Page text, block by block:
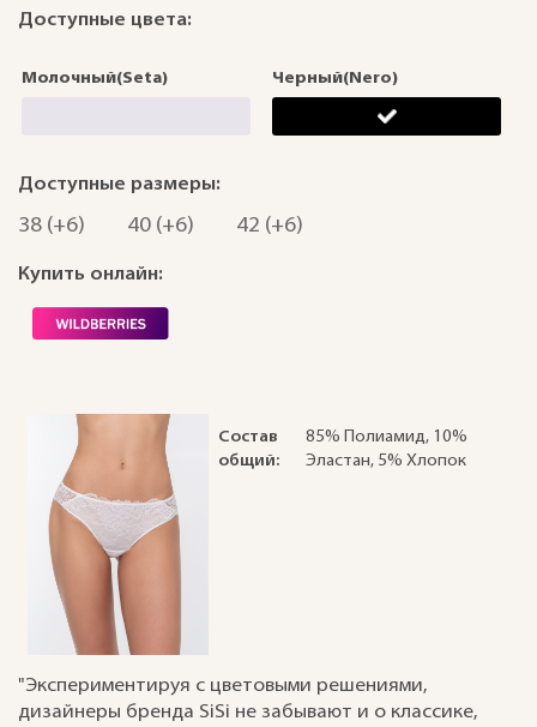
Доступные цвета:
Молочный(Seta) Черный(Nero)
Доступные размеры:
38 (+6) 40 (+6) 42 (+6)
Купить онлайн:
Состав
общий:
85% Полиамид, 10%
Эластан, 5% Хлопок
"Экспериментируя с цветовыми решениями,
дизайнеры бренда SiSi не забывают и о классике,